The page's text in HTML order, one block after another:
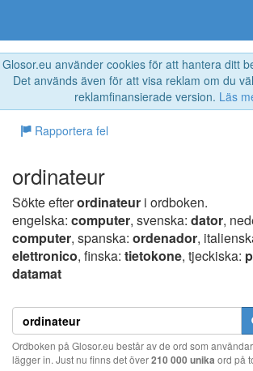
Glosor.eu använder cookies för att hantera ditt
Det används även för att visa reklam om du
reklamfinansierade version. Läs
Rapportera fel
ordinateur
Sökte efterordinateur i ordboken.
engelska: computer, svenska: dator,
computer, spanska: ordenador,
elettronico, finska: tietokone, tjeckiska:
datamat
Ordboken på Glosor.eu består av de ord som
lägger in. Just nu finns det över210 000 unika ord på